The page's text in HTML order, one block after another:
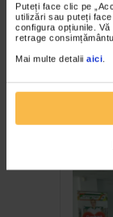
Puteți face clic pe
utilizări sau puteți
configura opțiunile.
retrage
Mai multe detalii aici